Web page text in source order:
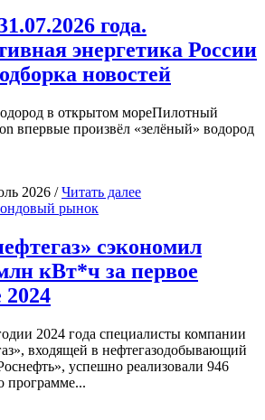
года.
энергетика России
новостей
в открытом мореПилотный
впервые произвёл «зелёный» водород
2026 /Читать далее
рынок
сэкономил
кВт*ч за первое
2024
2024 года специалисты компании
входящей в нефтегазодобывающий
успешно реализовали 946
программе...